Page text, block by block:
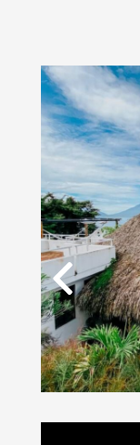
Nex
t